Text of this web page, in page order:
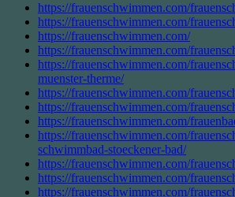
https://frauenschwimmen.com/
https://frauenschwimmen.com/
https://frauenschwimmen.com/
https://frauenschwimmen.com/
https://frauenschwimmen.com/
muenster-therme/
https://frauenschwimmen.com/
https://frauenschwimmen.com/
https://frauenschwimmen.com/
https://frauenschwimmen.com/
schwimmbad-stoeckener-bad/
https://frauenschwimmen.com/
https://frauenschwimmen.com/
https://frauenschwimmen.com/